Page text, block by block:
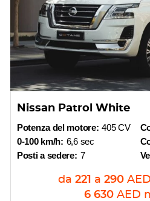
Nissan Patrol White
Potenza del motore: 405 CV
0-100 km/h: 6,6 sec
Posti a sedere: 7
da 221 a 290 AED
6 630 AED